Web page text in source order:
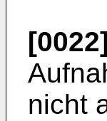
[0022]
nicht